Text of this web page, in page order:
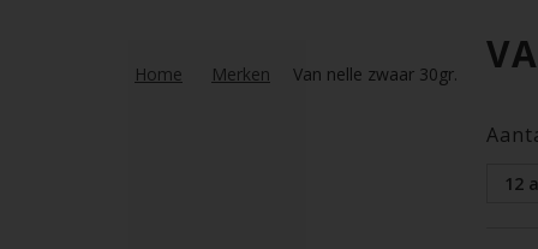
Home Merken Van nelle zwaar 30gr.